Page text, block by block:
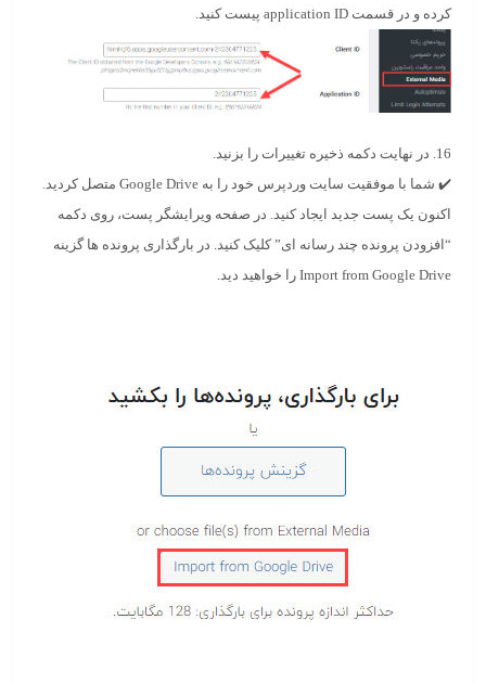
کرده و در قسمت application ID پیست کنید.
16. در نهایت دکمه ذخیره تغییرات را بزنید.
✔️ شما با موفقیت سایت وردپرس خود را به Google Drive متصل کردید.
اکنون یک پست جدید ایجاد کنید. در صفحه ویرایشگر پست، روی دکمه
“افزودن پرونده چند رسانه ای” کلیک کنید. در بارگذاری پرونده ها گزینه
Import from Google Drive را خواهید دید.